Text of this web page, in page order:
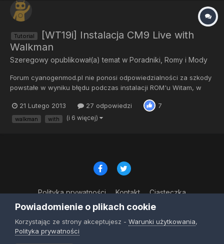
Tutorial
[WT19i] Instalacja CM9 Live with
Walkman
Szeregowy opublikował(a) temat w Poradniki, Romy i Mody
Forum cyanogenmod.pl nie ponosi odpowiedzialności za szkody
powstałe w wyniku błędu podczas instalacji ROM'u Witam, w
CyanogenMod'a 9 na Live with Walkman Wymagania: -
Odblokowany bootloader -Sterowniki fastboot Potrzebne pliki: -
21 Lutego 2013 27 odpowiedzi 7
walkman with (i 6 więcej)
Polityka prywatności Kontakt Ciasteczka
© Copyright 2023
Powered by Invision Community
Powiadomienie o plikach cookie
Korzystając ze strony akceptujesz - Warunki użytkowania,
Polityka prywatności